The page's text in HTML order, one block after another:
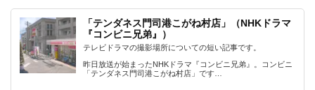
「テンダネス門司港こがね村店」（NHKドラマ
『コンビニ兄弟』）
テレビドラマの撮影場所についての短い記事です。
昨日放送が始まったNHKドラマ『コンビニ兄弟』。コンビニ
「テンダネス門司港こがね村店」です…